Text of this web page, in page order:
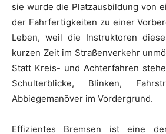
sie wurde die Platzausbildung von
der Fahrfertigkeiten zu einer
Leben, weil die Instruktoren
kurzen Zeit im Straßenverkehr
Statt Kreis- und Achterfahren
Schulterblicke, Blinken,
Abbiegemanöver im Vordergrund.
Effizientes Bremsen ist eine